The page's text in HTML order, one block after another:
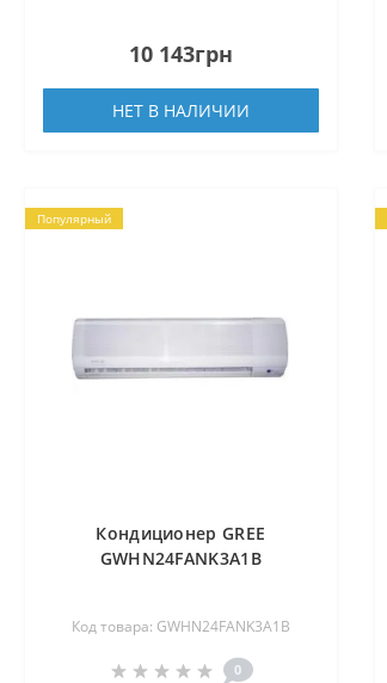
10 143грн
НЕТ В НАЛИЧИИ
Популярный
Кондиционер GREE
GWHN24FANK3A1B
Код товара: GWHN24FANK3A1B
0